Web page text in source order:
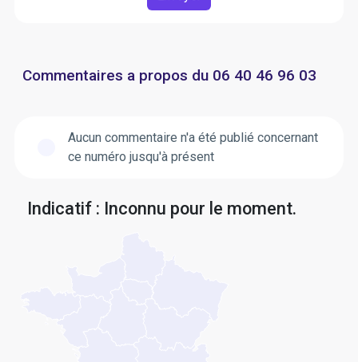
Commentaires a propos du 06 40 46 96 03
Aucun commentaire n'a été publié concernant
ce numéro jusqu'à présent
Indicatif : Inconnu pour le moment.